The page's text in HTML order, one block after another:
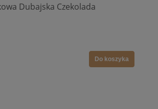
Dubajska Czekolada
Do koszyka